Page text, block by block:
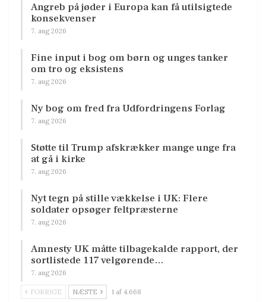
Angreb på jøder i Europa kan få utilsigtede
konsekvenser
7. aug 2026
Fine input i bog om børn og unges tanker
om tro og eksistens
7. aug 2026
Ny bog om fred fra Udfordringens Forlag
7. aug 2026
Støtte til Trump afskrækker mange unge fra
at gå i kirke
7. aug 2026
Nyt tegn på stille vækkelse i UK: Flere
soldater opsøger feltpræsterne
7. aug 2026
Amnesty UK måtte tilbagekalde rapport, der
sortlistede 117 velgørende…
7. aug 2026
FORRIGE NÆSTE 1 af 4.668